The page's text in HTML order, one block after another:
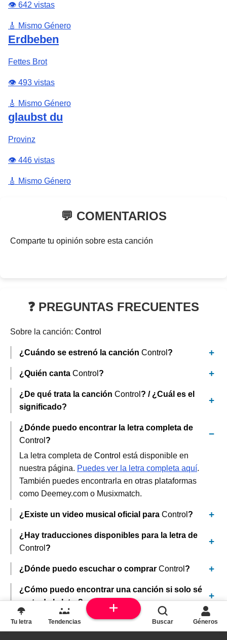
👁️ 642 vistas
🎸 Mismo Género
Erdbeben
Fettes Brot
👁️ 493 vistas
🎸 Mismo Género
glaubst du
Provinz
👁️ 446 vistas
🎸 Mismo Género
💬 COMENTARIOS
Comparte tu opinión sobre esta canción
❓ PREGUNTAS FRECUENTES
Sobre la canción: Control
¿Cuándo se estrenó la canción Control ?
¿Quién canta Control ?
¿De qué trata la canción Control ? / ¿Cuál es el
significado?
¿Dónde puedo encontrar la letra completa de
Control ?
La letra completa de Control está disponible en
nuestra página. Puedes ver la letra completa aquí.
También puedes encontrarla en otras plataformas
como Deemey.com o Musixmatch.
¿Existe un video musical oficial para Control ?
¿Hay traducciones disponibles para la letra de
Control ?
¿Dónde puedo escuchar o comprar Control ?
¿Cómo puedo encontrar una canción si solo sé
parte de la letra?
Tu letra Tendencias Buscar Géneros